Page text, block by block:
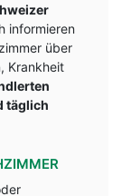
informieren
über
Krankheit
täglich